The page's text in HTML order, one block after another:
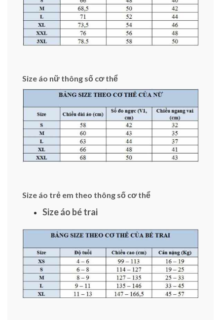
Size áo nữ thông số cơ thể
Size áo trẻ em theo thông số cơ thể
Size áo bé trai